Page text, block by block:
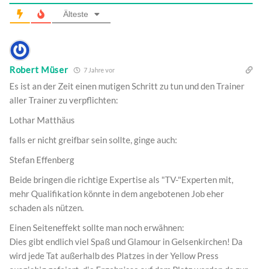
Älteste
Robert Müser 7 Jahre vor
Es ist an der Zeit einen mutigen Schritt zu tun und den Trainer
aller Trainer zu verpflichten:
Lothar Matthäus
falls er nicht greifbar sein sollte, ginge auch:
Stefan Effenberg
Beide bringen die richtige Expertise als "TV-"Experten mit,
mehr Qualifikation könnte in dem angebotenen Job eher
schaden als nützen.
Einen Seiteneffekt sollte man noch erwähnen:
Dies gibt endlich viel Spaß und Glamour in Gelsenkirchen! Da
wird jede Tat außerhalb des Platzes in der Yellow Press